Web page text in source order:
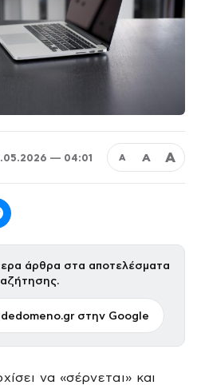
— 04:01 Α Α Α
άρθρα στα αποτελέσματα
στην Google
να «σέρνεται» και